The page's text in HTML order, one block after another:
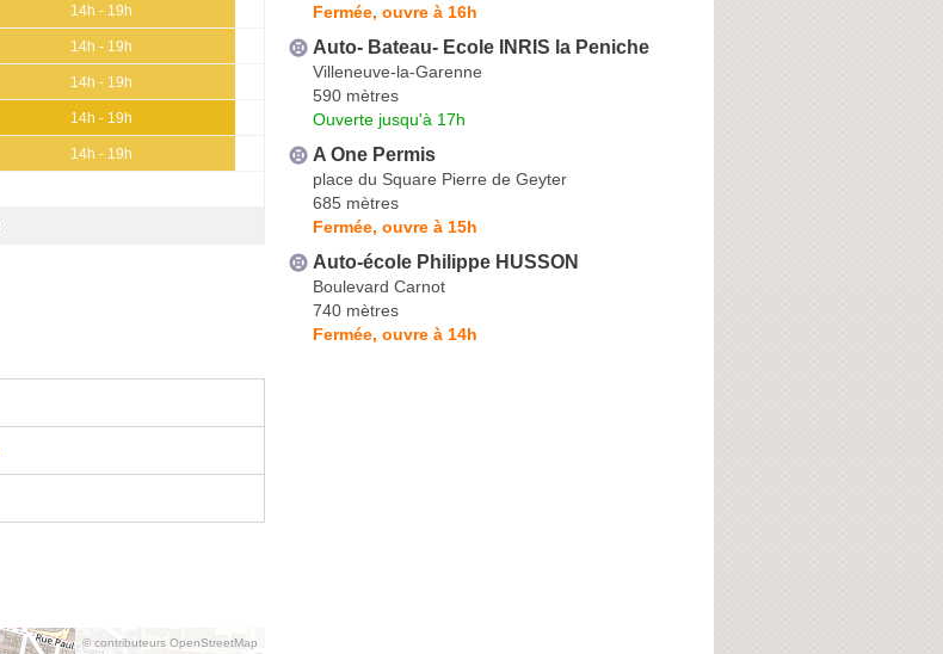
14h - 19h
14h - 19h
14h - 19h
14h - 19h
14h - 19h
© contributeurs OpenStreetMap
Fermée, ouvre à 16h
Auto- Bateau- Ecole INRIS la Peniche
Villeneuve-la-Garenne
590 mètres
Ouverte jusqu'à 17h
A One Permis
place du Square Pierre de Geyter
685 mètres
Fermée, ouvre à 15h
Auto-école Philippe HUSSON
Boulevard Carnot
740 mètres
Fermée, ouvre à 14h